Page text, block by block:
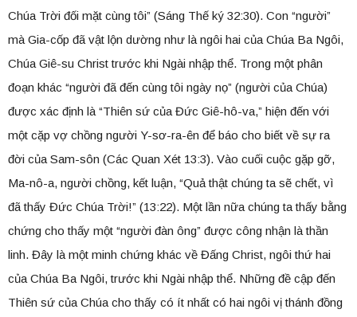
Chúa Trời đối mặt cùng tôi” (Sáng Thế ký 32:30). Con “người”
mà Gia-cốp đã vật lộn dường như là ngôi hai của Chúa Ba Ngôi,
Chúa Giê-su Christ trước khi Ngài nhập thể. Trong một phân
đoạn khác “người đã đến cùng tôi ngày nọ” (người của Chúa)
được xác định là “Thiên sứ của Đức Giê-hô-va,” hiện đến với
một cặp vợ chồng người Y-sơ-ra-ên để báo cho biết về sự ra
đời của Sam-sôn (Các Quan Xét 13:3). Vào cuối cuộc gặp gỡ,
Ma-nô-a, người chồng, kết luận, “Quả thật chúng ta sẽ chết, vì
đã thấy Đức Chúa Trời!” (13:22). Một lần nữa chúng ta thấy bằng
chứng cho thấy một “người đàn ông” được công nhận là thần
linh. Đây là một minh chứng khác về Đấng Christ, ngôi thứ hai
của Chúa Ba Ngôi, trước khi Ngài nhập thể. Những đề cập đến
Thiên sứ của Chúa cho thấy có ít nhất có hai ngôi vị thánh đồng